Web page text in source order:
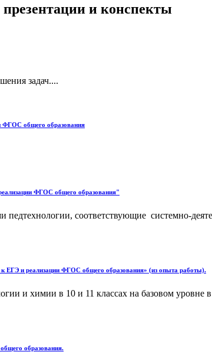
и конспекты
задач....
ФГОС общего образования
ФГОС общего образования"
педтехнологии, соответствующие системно-
к ЕГЭ и реализации ФГОС общего образования» (из опыта работы).
и химии в 10 и 11 классах на базовом
образования.